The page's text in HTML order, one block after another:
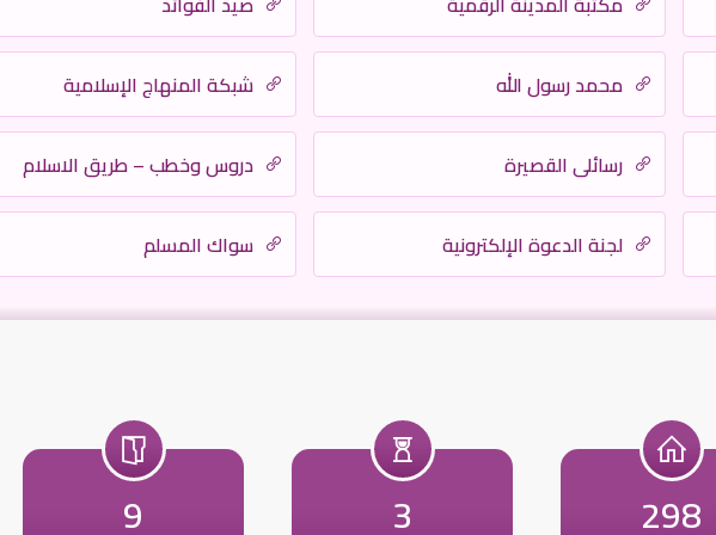
محمد رسول الله شبكة المنهاج الإسلامية
رسائلي القصيرة دروس وخطب – طريق الاسلام
لجنة الدعوة الإلكترونية سواك المسلم
298
3
9